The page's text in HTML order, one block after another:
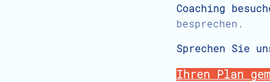
Coaching
besprechen.
Sprechen Sie
Ihren Plan